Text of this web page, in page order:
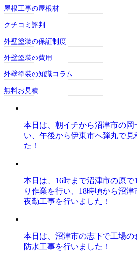
屋根工事の屋根材
クチコミ評判
外壁塗装の保証制度
外壁塗装の費用
外壁塗装の知識コラム
無料お見積
本日は、朝イチから沼津市の岡
い、午後から伊東市へ弾丸で見
た！
本日は、16時まで沼津市の原
り作業を行い、18時頃から沼
夜勤工事を行いました！
本日は、沼津市の志下で工場
防水工事を行いました！